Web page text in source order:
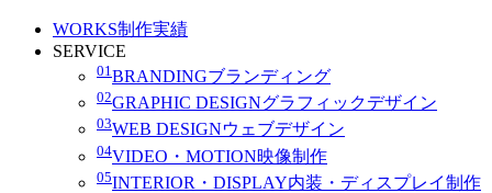
WORKS制作実績
SERVICE
01 BRANDINGブランディング
02GRAPHIC DESIGNグラフィックデザイン
03WEB DESIGNウェブデザイン
04VIDEO・MOTION映像制作
05INTERIOR・DISPLAY内装・ディスプレイ制作